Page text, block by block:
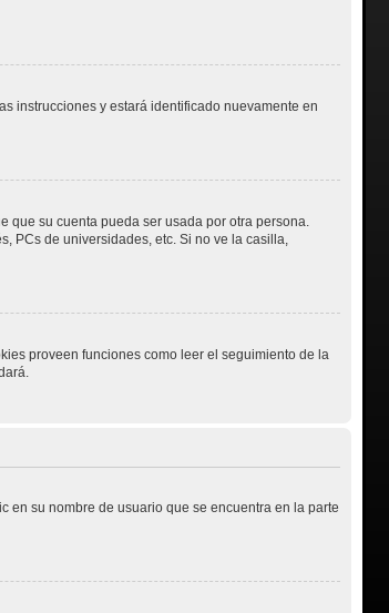
instrucciones y estará identificado nuevamente en
que su cuenta pueda ser usada por otra persona.
PCs de universidades, etc. Si no ve la casilla,
proveen funciones como leer el seguimiento de la
en su nombre de usuario que se encuentra en la parte